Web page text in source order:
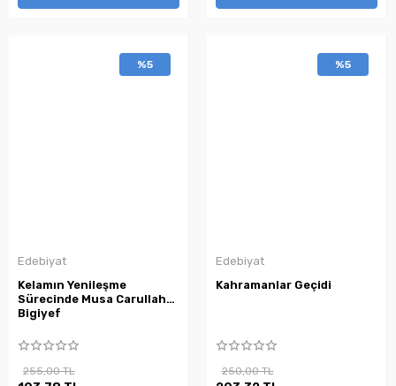
%5
Edebiyat
Kelamın Yenileşme
Sürecinde Musa Carullah
Bigiyef
255,00 TL
%5
Edebiyat
Kahramanlar Geçidi
250,00 TL